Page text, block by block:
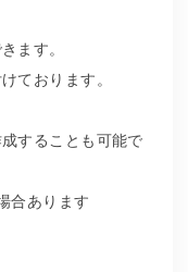
ます。
ております。
することも可能で
合あります